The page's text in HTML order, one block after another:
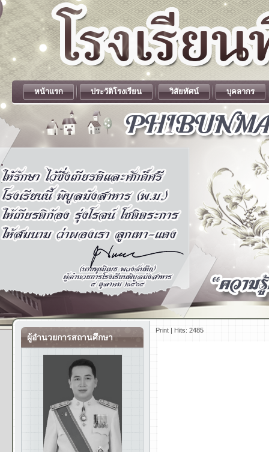
.
.
หน้าแรก ประวัติโรงเรียน วิสัยทัศน์ บุคลากร
ผู้อำนวยการสถานศึกษา
Print | Hits: 2485